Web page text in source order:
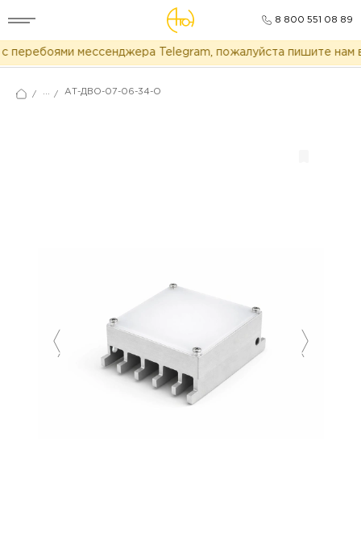
8 800 551 08 89
мессенджера Telegram, пожалуйста пишите нам в
/ ... / АТ-ДВО-07-06-34-О